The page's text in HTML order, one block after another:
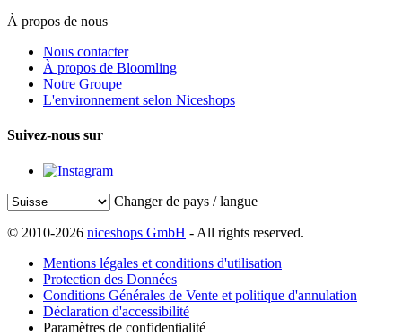
À propos de nous
Nous contacter
À propos de Bloomling
Notre Groupe
L'environnement selon Niceshops
Suivez-nous sur
Changer de pays / langue
© 2010-2026 niceshops GmbH - All rights reserved.
Mentions légales et conditions d'utilisation
Protection des Données
Conditions Générales de Vente et politique d'annulation
Déclaration d'accessibilité
Paramètres de confidentialité